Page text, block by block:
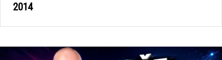
2014